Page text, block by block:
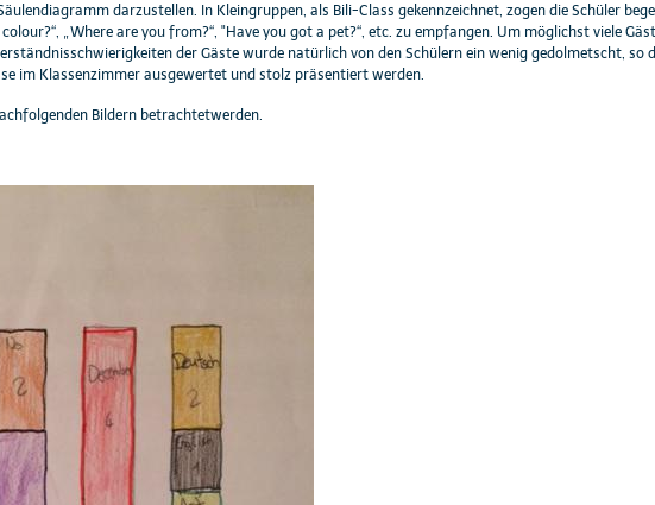
darzustellen. In Kleingruppen, als Bili-Class gekennzeichnet, zogen die Schüler
„Where are you from?“, "Have you got a pet?“, etc. zu empfangen. Um möglichst viele
der Gäste wurde natürlich von den Schülern ein wenig gedolmetscht,
im Klassenzimmer ausgewertet und stolz präsentiert werden.
Bildern betrachtetwerden.